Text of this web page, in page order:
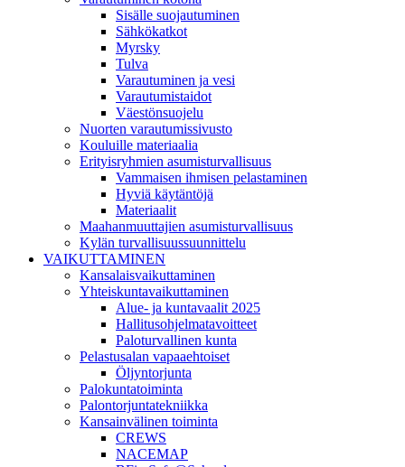
Sisälle suojautuminen
Sähkökatkot
Myrsky
Tulva
Varautuminen ja vesi
Varautumistaidot
Väestönsuojelu
Nuorten varautumissivusto
Kouluille materiaalia
Erityisryhmien asumisturvallisuus
Vammaisen ihmisen pelastaminen
Hyviä käytäntöjä
Materiaalit
Maahanmuuttajien asumisturvallisuus
Kylän turvallisuussuunnittelu
VAIKUTTAMINEN
Kansalaisvaikuttaminen
Yhteiskuntavaikuttaminen
Alue- ja kuntavaalit 2025
Hallitusohjelmatavoitteet
Paloturvallinen kunta
Pelastusalan vapaaehtoiset
Öljyntorjunta
Palokuntatoiminta
Palontorjuntatekniikka
Kansainvälinen toiminta
CREWS
NACEMAP